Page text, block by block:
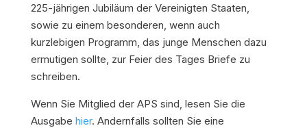
225-jährigen Jubiläum der Vereinigten Staaten,
sowie zu einem besonderen, wenn auch
kurzlebigen Programm, das junge Menschen dazu
ermutigen sollte, zur Feier des Tages Briefe zu
schreiben.
Wenn Sie Mitglied der APS sind, lesen Sie die
Ausgabe hier. Andernfalls sollten Sie eine